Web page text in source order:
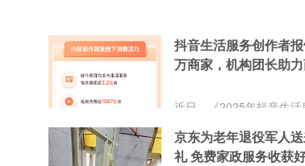
抖音生活服务创作者
万商家，机构团长助
近日，《2025年抖音生
告显示，平台上生活服务
持续繁荣，已成为连接线
京东为老年退役军人
礼 免费家政服务收获